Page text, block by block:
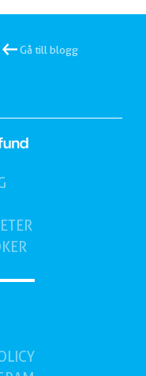
Gå till blogg